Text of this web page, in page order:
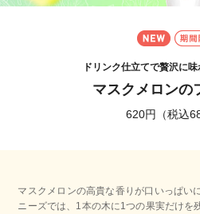
ドリンク仕立てで贅沢に
マスクメロンの
620円（税込
マスクメロンの高貴な香りが口いっぱい
ニーズでは、1本の木に1つの果実だけを